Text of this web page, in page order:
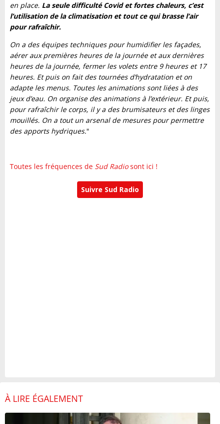
en place. La seule difficulté Covid et fortes chaleurs, c’est
l’utilisation de la climatisation et tout ce qui brasse l’air
pour rafraîchir.
On a des équipes techniques pour humidifier les façades,
aérer aux premières heures de la journée et aux dernières
heures de la journée, fermer les volets entre 9 heures et 17
heures. Et puis on fait des tournées d’hydratation et on
adapte les menus. Toutes les animations sont liées à des
jeux d’eau. On organise des animations à l’extérieur. Et puis,
pour rafraîchir le corps, il y a des brumisateurs et des linges
mouillés. On a tout un arsenal de mesures pour permettre
des apports hydriques."
Toutes les fréquences de Sud Radiosont ici !
Suivre Sud Radio
À LIRE ÉGALEMENT